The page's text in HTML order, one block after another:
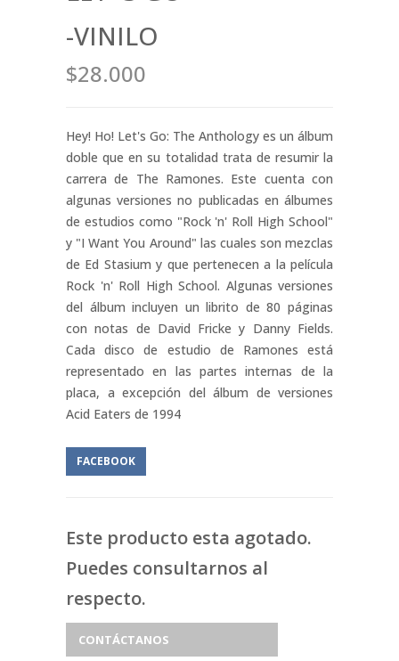
-VINILO
$28.000
Hey! Ho! Let's Go: The Anthology es un álbum
doble que en su totalidad trata de resumir la
carrera de The Ramones. Este cuenta con
algunas versiones no publicadas en álbumes
de estudios como "Rock 'n' Roll High School"
y "I Want You Around" las cuales son mezclas
de Ed Stasium y que pertenecen a la película
Rock 'n' Roll High School. Algunas versiones
del álbum incluyen un librito de 80 páginas
con notas de David Fricke y Danny Fields.
Cada disco de estudio de Ramones está
representado en las partes internas de la
placa, a excepción del álbum de versiones
Acid Eaters de 1994
FACEBOOK
Este producto esta agotado.
Puedes consultarnos al
respecto.
CONTÁCTANOS